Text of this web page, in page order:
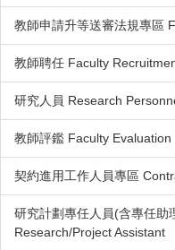
教師申請升等送審法規專區
教師聘任 Faculty
研究人員 Research
教師評鑑 Faculty Evaluation
契約進用工作人員專區
研究計劃專任人員(含專任助
Research/Project Assistant